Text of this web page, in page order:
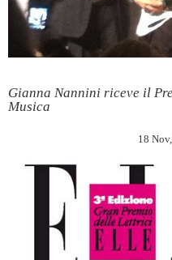
Gianna Nannini riceve il
Musica
18